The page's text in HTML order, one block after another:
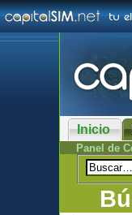
Inicio
Panel de